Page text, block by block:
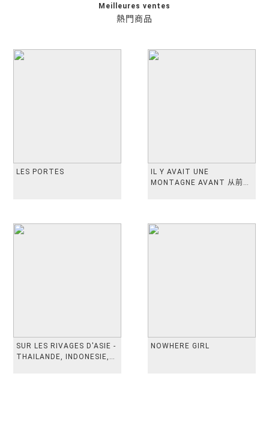
熱門商品
Meilleures ventes
LES PORTES
IL Y AVAIT UNE
MONTAGNE AVANT 从前有
SUR LES RIVAGES D'ASIE -
THAILANDE, INDONESIE,
NOWHERE GIRL